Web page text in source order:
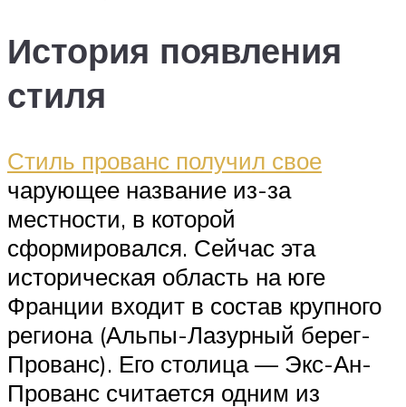
История появления
стиля
Стиль прованс получил свое
чарующее название из-за
местности, в которой
сформировался. Сейчас эта
историческая область на юге
Франции входит в состав крупного
региона (Альпы-Лазурный берег-
Прованс). Его столица — Экс-Ан-
Прованс считается одним из